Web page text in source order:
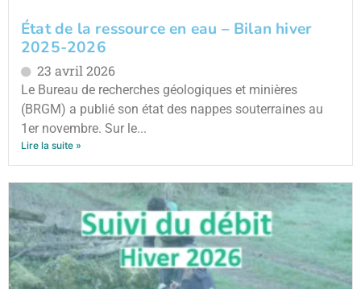
État de la ressource en eau – Bilan hiver
2025-2026
23 avril 2026
Le Bureau de recherches géologiques et minières
(BRGM) a publié son état des nappes souterraines au
1er novembre. Sur le...
Lire la suite »